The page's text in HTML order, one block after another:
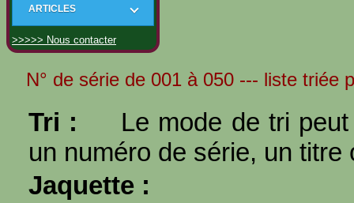
ARTICLES
>>>>> Nous contacter
N° de série de 001 à 050 --- liste triée
Tri :
Le mode de tri
un numéro de série, un titre
Jaquette :